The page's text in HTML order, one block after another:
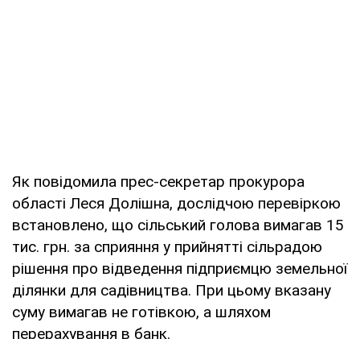
Як повідомила прес-секретар прокурора
області Леся Долішна, дослідчою перевіркою
встановлено, що сільський голова вимагав 15
тис. грн. за сприяння у прийнятті сільрадою
рішення про відведення підприємцю земельної
ділянки для садівництва. При цьому вказану
суму вимагав не готівкою, а шляхом
перерахування в банк.